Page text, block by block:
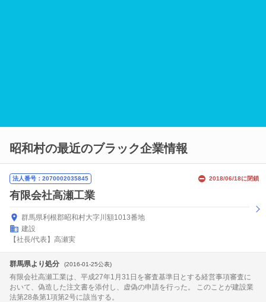
昭和村の最近のブラック企業情報
法人番号：2070002035845 2018/06/18に閉鎖
有限会社高瀬工業
群馬県利根郡昭和村大字川額1013番地
建設
【社長/代表】高瀬実
群馬県より処分 (2016-01-25公表)
有限会社高瀬工業は、平成27年1月31日を審査基準日とする経営事項審査に
おいて、偽造した注文書を添付し、虚偽の申請を行った。 このことが建設業
法第28条第1項第2号に該当する。